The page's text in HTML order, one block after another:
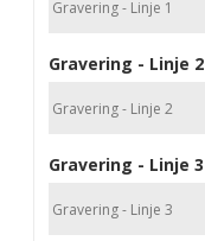
Gravering - Linje 2
Gravering - Linje 3